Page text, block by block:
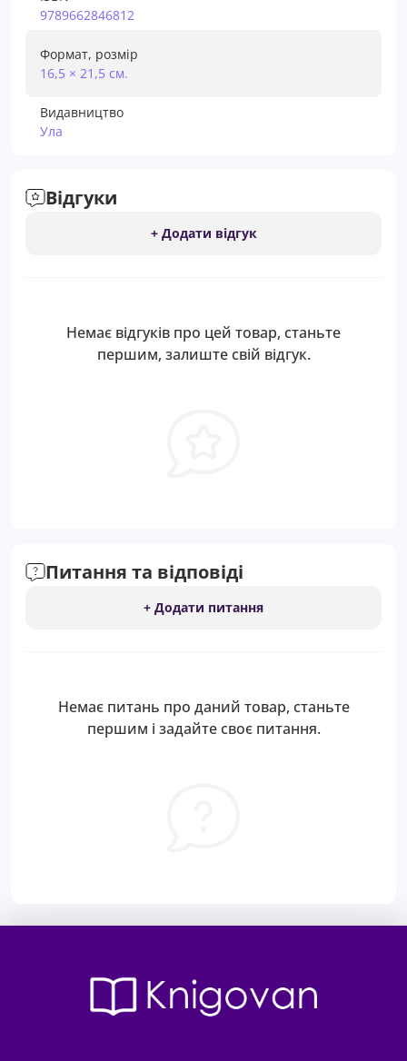
9789662846812
Формат, розмір
16,5 × 21,5 см.
Видавництво
Ула
Відгуки
+ Додати відгук
Немає відгуків про цей товар, станьте
першим, залиште свій відгук.
Питання та відповіді
+ Додати питання
Немає питань про даний товар, станьте
першим і задайте своє питання.